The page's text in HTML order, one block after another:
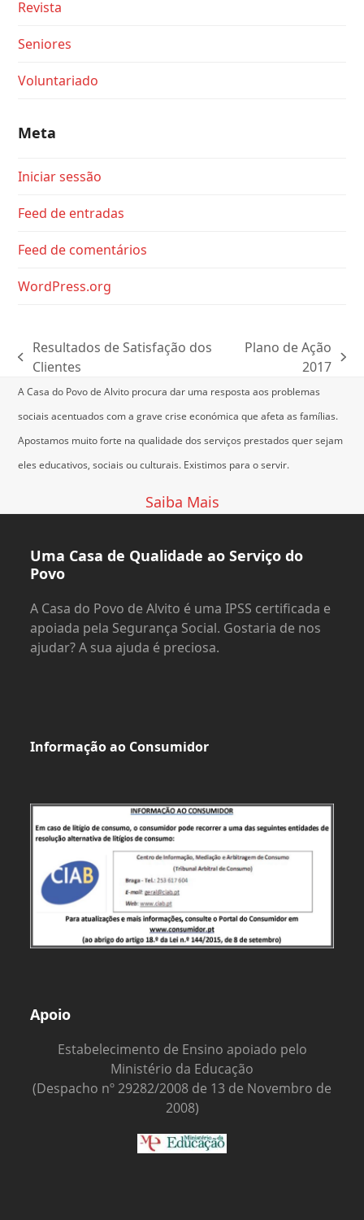
Revista
Seniores
Voluntariado
Meta
Iniciar sessão
Feed de entradas
Feed de comentários
WordPress.org
previous
post:
Resultados de Satisfação dos
Clientes
Plano de Ação
2017
A Casa do Povo de Alvito procura dar uma resposta aos problemas
sociais acentuados com a grave crise económica que afeta as famílias.
Apostamos muito forte na qualidade dos serviços prestados quer sejam
eles educativos, sociais ou culturais. Existimos para o servir.
Saiba Mais
Uma Casa de Qualidade ao Serviço do
Povo
A Casa do Povo de Alvito é uma IPSS certificada e
apoiada pela Segurança Social. Gostaria de nos
ajudar? A sua ajuda é preciosa.
Informação ao Consumidor
Apoio
Estabelecimento de Ensino apoiado pelo
Ministério da Educação
(Despacho nº 29282/2008 de 13 de Novembro de
2008)